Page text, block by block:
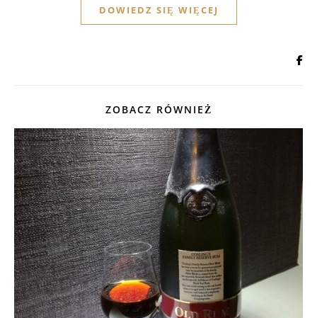
DOWIEDZ SIĘ WIĘCEJ
ZOBACZ RÓWNIEŻ